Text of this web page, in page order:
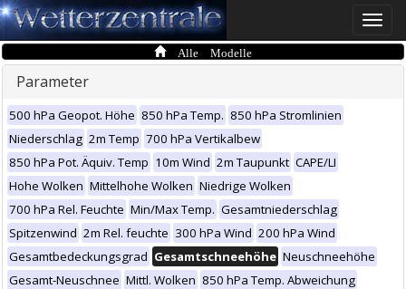
Toggle
Alle Modelle
Parameter
500 hPa Geopot. Höhe 850 hPa Temp. 850 hPa Stromlinien
Niederschlag 2m Temp 700 hPa Vertikalbew
850 hPa Pot. Äquiv. Temp 10m Wind 2m Taupunkt CAPE/LI
Hohe Wolken Mittelhohe Wolken Niedrige Wolken
700 hPa Rel. Feuchte Min/Max Temp. Gesamtniederschlag
Spitzenwind 2m Rel. feuchte 300 hPa Wind 200 hPa Wind
Gesamtbedeckungsgrad Gesamtschneehöhe Neuschneehöhe
Gesamt-Neuschnee Mittl. Wolken 850 hPa Temp. Abweichung